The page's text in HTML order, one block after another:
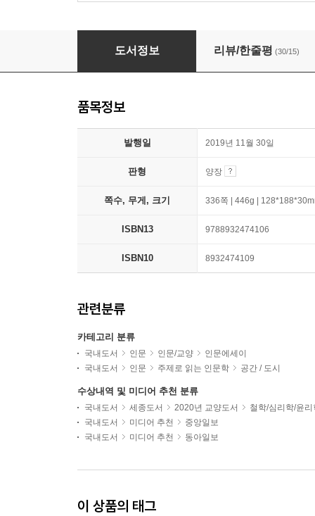
내가 사랑한 공간들
도서정보 리뷰/한줄평 (30/15)
품목정보
발행일 2019년 11월 30일
판형 양장
쪽수, 무게, 크기 336쪽 | 446g |
ISBN13 9788932474106
ISBN10 8932474109
관련분류
카테고리 분류
국내도서 인문 인문/교양
인문에세이
국내도서
인문 주제로 읽는 인문학 공간 / 도시
수상내역 및 미디어 추천 분류
국내도서 세종도서 2020년 교양도서
철학/심리학/윤리
국내도서
미디어 추천
중앙일보
국내도서
미디어 추천 동아일보
이 상품의 태그